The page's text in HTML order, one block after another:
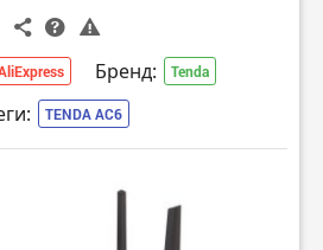
Бренд: Tenda
TENDA AC6